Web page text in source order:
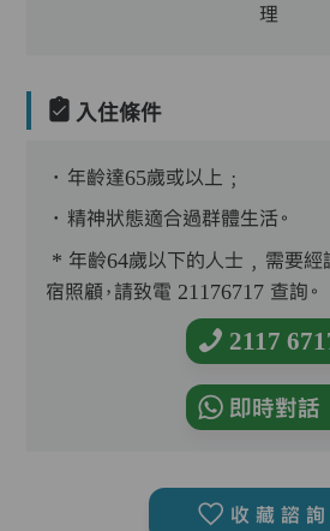
理
入住條件
．年齡達65歲或以上﹔
．精神狀態適合過群體生活。
* 年齡64歲以下的人士﹐需要經
宿照顧，請致電 21176717 查詢。
2117
即時對話
收藏諮詢